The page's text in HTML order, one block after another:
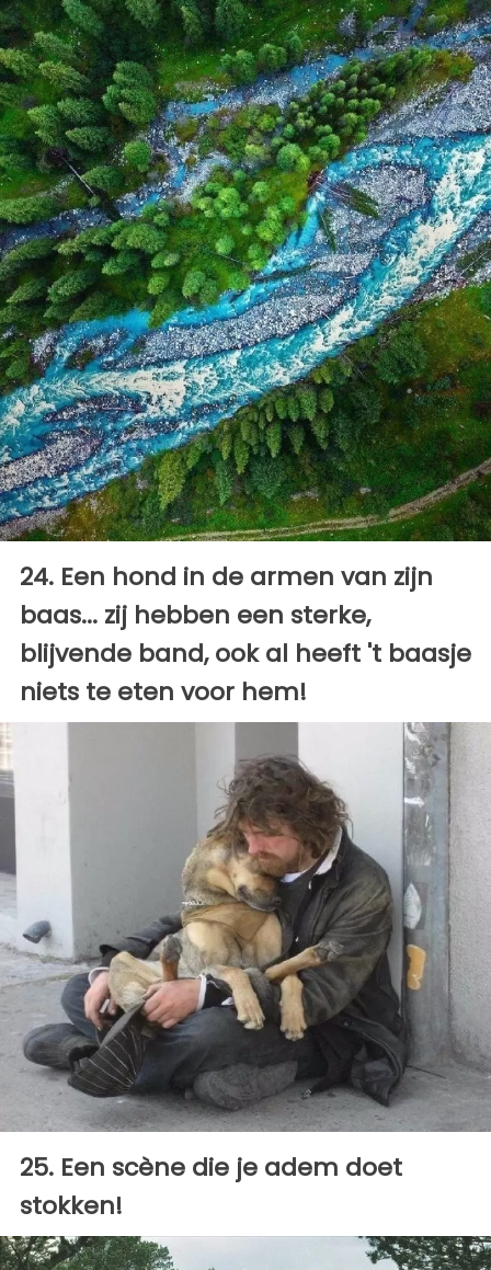
24. Een hond in de armen van zijn
baas... zij hebben een sterke,
blijvende band, ook al heeft 't baasje
niets te eten voor hem!
25. Een scène die je adem doet
stokken!